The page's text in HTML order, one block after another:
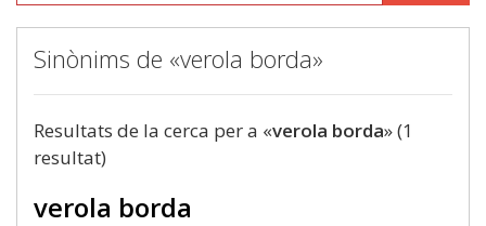
Sinònims de «verola borda»
Resultats de la cerca per a «verola borda» (1
resultat)
verola borda